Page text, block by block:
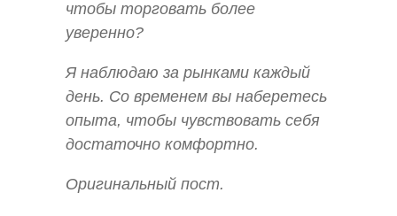
чтобы торговать более
уверенно?
Я наблюдаю за рынками каждый
день. Со временем вы наберетесь
опыта, чтобы чувствовать себя
достаточно комфортно.
Оригинальный пост.